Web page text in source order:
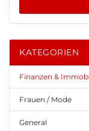
KATEGORIEN
Finanzen &
Frauen / Mode
General